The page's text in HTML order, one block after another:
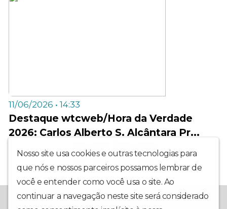
11/06/2026 • 14:33
Destaque wtcweb/Hora da Verdade
2026: Carlos Alberto S. Alcântara Pr...
1 2 3 4
Nosso site usa cookies e outras tecnologias para
que nós e nossos parceiros possamos lembrar de
você e entender como você usa o site. Ao
continuar a navegação neste site será considerado
A wtcweb é uma rádio on line voltada a valorização da vida e a